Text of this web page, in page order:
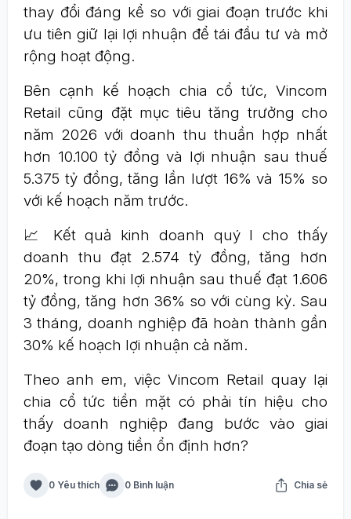
thay đổi đáng kể so với giai đoạn trước khi
ưu tiên giữ lại lợi nhuận để tái đầu tư và mở
rộng hoạt động.
Bên cạnh kế hoạch chia cổ tức, Vincom
Retail cũng đặt mục tiêu tăng trưởng cho
năm 2026 với doanh thu thuần hợp nhất
hơn 10.100 tỷ đồng và lợi nhuận sau thuế
5.375 tỷ đồng, tăng lần lượt 16% và 15% so
với kế hoạch năm trước.
📈 Kết quả kinh doanh quý I cho thấy
doanh thu đạt 2.574 tỷ đồng, tăng hơn
20%, trong khi lợi nhuận sau thuế đạt 1.606
tỷ đồng, tăng hơn 36% so với cùng kỳ. Sau
3 tháng, doanh nghiệp đã hoàn thành gần
30% kế hoạch lợi nhuận cả năm.
Theo anh em, việc Vincom Retail quay lại
chia cổ tức tiền mặt có phải tín hiệu cho
thấy doanh nghiệp đang bước vào giai
đoạn tạo dòng tiền ổn định hơn?
0 Yêu thích 0 Bình luận Chia sẻ